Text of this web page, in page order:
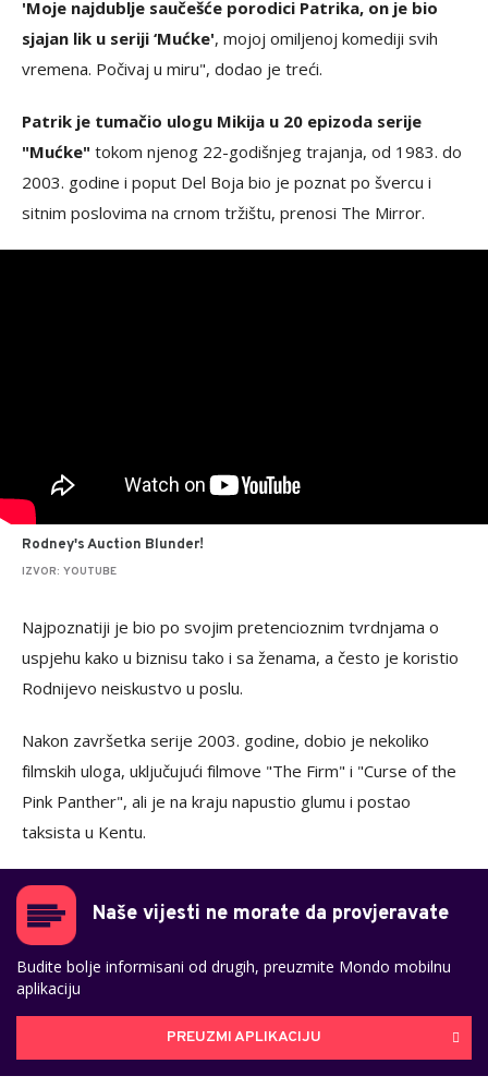
'Moje najdublje saučešće porodici Patrika, on je bio
sjajan lik u seriji ‘Mućke', mojoj omiljenoj komediji svih
vremena. Počivaj u miru", dodao je treći.
Patrik je tumačio ulogu Mikija u 20 epizoda serije
"Mućke" tokom njenog 22-godišnjeg trajanja, od 1983. do
2003. godine i poput Del Boja bio je poznat po švercu i
sitnim poslovima na crnom tržištu, prenosi The Mirror.
Rodney's Auction Blunder!
IZVOR: YOUTUBE
Najpoznatiji je bio po svojim pretencioznim tvrdnjama o
uspjehu kako u biznisu tako i sa ženama, a često je koristio
Rodnijevo neiskustvo u poslu.
Nakon završetka serije 2003. godine, dobio je nekoliko
filmskih uloga, uključujući filmove "The Firm" i "Curse of the
Pink Panther", ali je na kraju napustio glumu i postao
taksista u Kentu.
Naše vijesti ne morate da provjeravate
Budite bolje informisani od drugih, preuzmite Mondo mobilnu
aplikaciju
PREUZMI APLIKACIJU